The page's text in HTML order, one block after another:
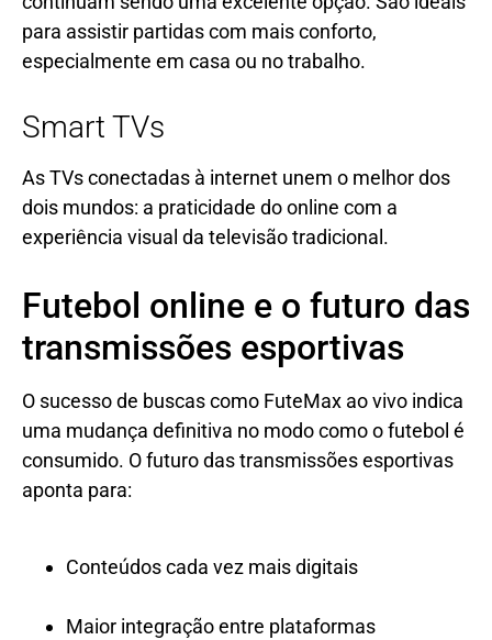
para assistir partidas com mais conforto,
especialmente em casa ou no trabalho.
Smart TVs
As TVs conectadas à internet unem o melhor dos
dois mundos: a praticidade do online com a
experiência visual da televisão tradicional.
Futebol online e o futuro das
transmissões esportivas
O sucesso de buscas como FuteMax ao vivo indica
uma mudança definitiva no modo como o futebol é
consumido. O futuro das transmissões esportivas
aponta para:
Conteúdos cada vez mais digitais
Maior integração entre plataformas